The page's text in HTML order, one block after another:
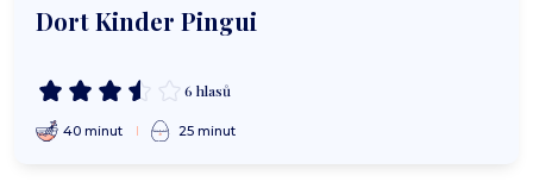
Dort Kinder Pingui
6 hlasů
40 minut 25 minut